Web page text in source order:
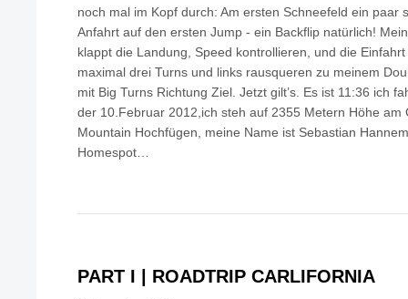
noch mal im Kopf durch: Am ersten Schneefeld ein paar
Anfahrt auf den ersten Jump - ein Backflip natürlich!
klappt die Landung, Speed kontrollieren, und die
maximal drei Turns und links rausqueren zu meinem
mit Big Turns Richtung Ziel. Jetzt gilt’s. Es ist 11:36 ich
der 10.Februar 2012,ich steh auf 2355 Metern Höhe am
Mountain Hochfügen, meine Name ist Sebastian
Homespot…
PART I | ROADTRIP CARLIFORNIA